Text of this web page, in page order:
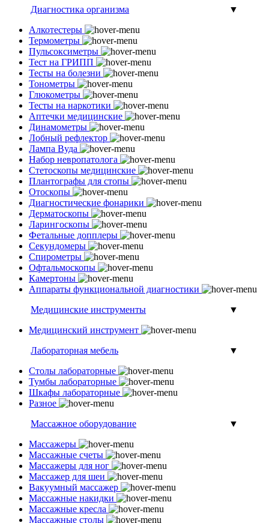
Диагностика организма
▼
Алкотестеры
Термометры
Пульсоксиметры
Тест на ГРИПП
Тесты на болезни
Тонометры
Глюкометры
Тесты на наркотики
Аптечки медицинские
Динамометры
Лобный рефлектор
Лампа Вуда
Набор невропатолога
Стетоскопы медицинские
Плантографы для стопы
Отоскопы
Диагностические фонарики
Дерматоскопы
Ларингоскопы
Фетальные допплеры
Секундомеры
Спирометры
Офтальмоскопы
Камертоны
Аппараты функциональной диагностики
Медицинские инструменты
▼
Медицинский инструмент
Лабораторная мебель
▼
Столы лабораторные
Тумбы лабораторные
Шкафы лабораторные
Разное
Массажное оборудование
▼
Массажеры
Массажные счеты
Массажеры для ног
Массажер для шеи
Вакуумный массажер
Массажные накидки
Массажные кресла
Массажные столы